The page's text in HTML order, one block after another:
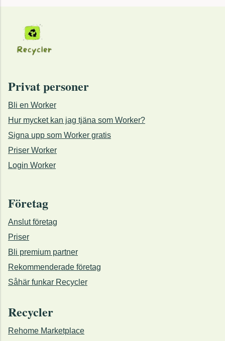
Privat personer
Bli en Worker
Hur mycket kan jag tjäna som Worker?
Signa upp som Worker gratis
Priser Worker
Login Worker
Företag
Anslut företag
Priser
Bli premium partner
Rekommenderade företag
Såhär funkar Recycler
Recycler
Rehome Marketplace